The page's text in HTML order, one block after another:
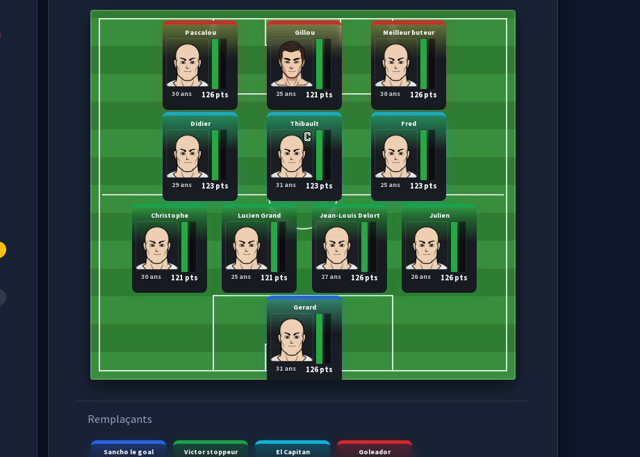
Gerard
126 pts
31 ans
Christophe
121 pts
30 ans
Lucien Grand
121 pts
25 ans
Jean-Louis Delort
126 pts
27 ans
Julien
126 pts
26 ans
Didier
123 pts
29 ans
Thibault
123 pts
31 ans
Fred
123 pts
25 ans
Pascalou
126 pts
30 ans
Gillou
121 pts
25 ans
Meilleur buteur
126 pts
30 ans
Remplaçants
Sancho le goal Victor stoppeur El Capitan Goleador